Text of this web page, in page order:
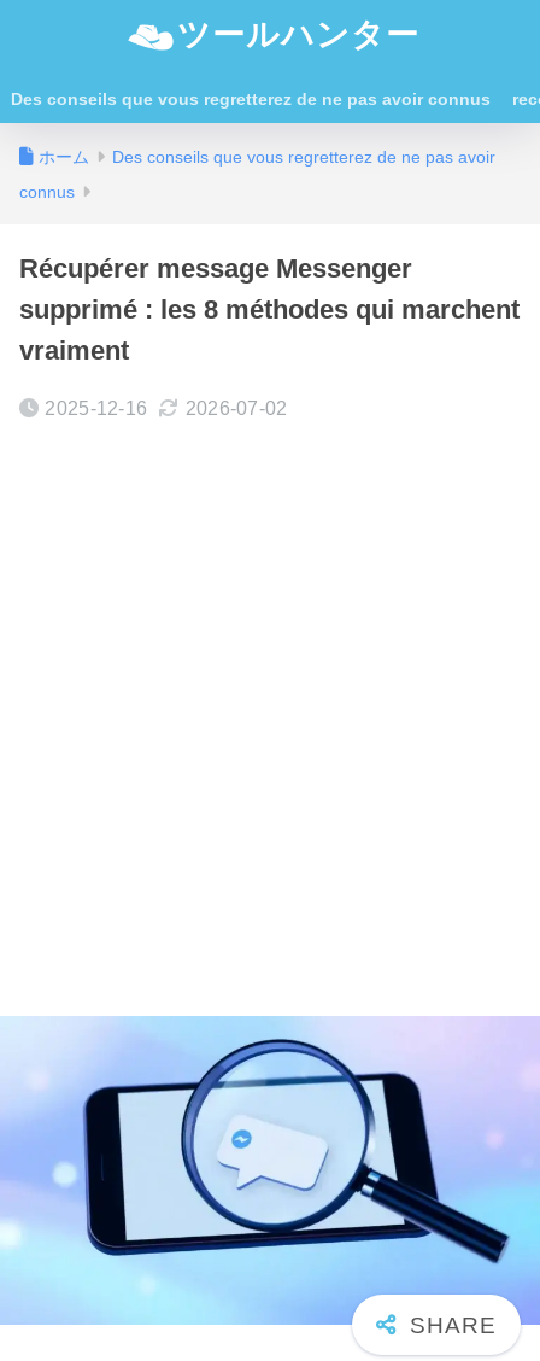
ツールハンター
Des conseils que vous regretterez de ne pas avoir connus
ホーム
Des conseils que vous regretterez de ne pas avoir
connus
Récupérer message Messenger
supprimé : les 8 méthodes qui marchent
vraiment
2025-12-16 2026-07-02